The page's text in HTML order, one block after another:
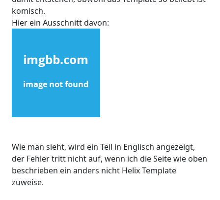
komisch.
Hier ein Ausschnitt davon:
Wie man sieht, wird ein Teil in Englisch angezeigt,
der Fehler tritt nicht auf, wenn ich die Seite wie oben
beschrieben ein anders nicht Helix Template
zuweise.